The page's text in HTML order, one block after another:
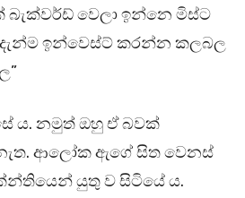
බැක්වර්ඩ් වෙලා ඉන්නෙ මිස්ට
දැන්ම ඉන්වෙස්ට් කරන්න කලබල
ය. නමුත් ඔහු ඒ බවක්
ආලෝක ඇගේ සිත වෙනස්
යුතු ව සිටියේ ය.